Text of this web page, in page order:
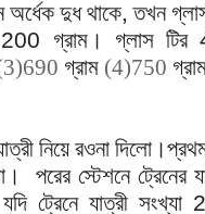
দুধ থাকে, তখন
200 গ্রাম। গ্লাস টির
গ্রাম (4)750
নিয়ে রওনা
পরের স্টেশনে ট্রেনের
ট্রেনে যাত্রী সংখ্যা